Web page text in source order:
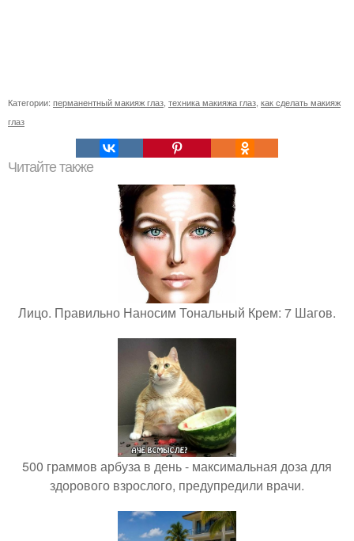
Категории: перманентный макияж глаз, техника макияжа глаз, как сделать макияж
глаз
Читайте также
Лицо. Правильно Наносим Тональный Крем: 7 Шагов.
500 граммов арбуза в день - максимальная доза для
здорового взрослого, предупредили врачи.